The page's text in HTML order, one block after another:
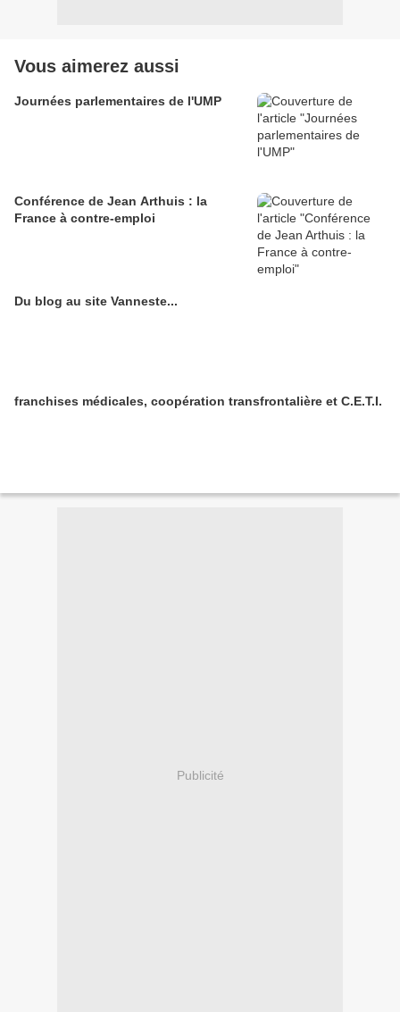
Vous aimerez aussi
Journées parlementaires de l'UMP
Conférence de Jean Arthuis : la
France à contre-emploi
Du blog au site Vanneste...
franchises médicales, coopération transfrontalière et C.E.T.I.
Publicité